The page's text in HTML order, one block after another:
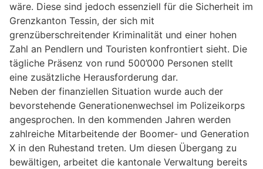
wäre. Diese sind jedoch essenziell für die Sicherheit im
Grenzkanton Tessin, der sich mit
grenzüberschreitender Kriminalität und einer hohen
Zahl an Pendlern und Touristen konfrontiert sieht. Die
tägliche Präsenz von rund 500’000 Personen stellt
eine zusätzliche Herausforderung dar.
Neben der finanziellen Situation wurde auch der
bevorstehende Generationenwechsel im Polizeikorps
angesprochen. In den kommenden Jahren werden
zahlreiche Mitarbeitende der Boomer- und Generation
X in den Ruhestand treten. Um diesen Übergang zu
bewältigen, arbeitet die kantonale Verwaltung bereits